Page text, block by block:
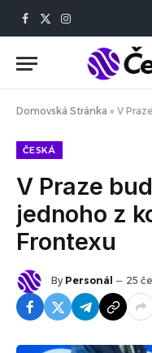
Facebook
X
Instagram
Domovská Stránka » V Praze
ČESKÁ
V Praze
jednoho z
Frontexu
By Personál 25